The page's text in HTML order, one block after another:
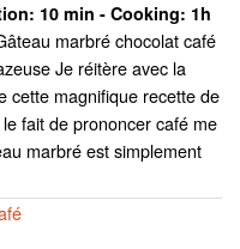
10 min - Cooking: 1h
marbré chocolat café
Je réitère avec la
cette magnifique recette de
fait de prononcer café me
marbré est simplement